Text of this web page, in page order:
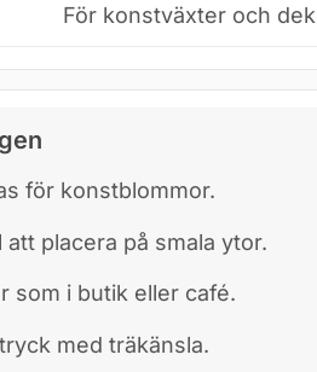
För konstväxter och
för konstblommor.
placera på smala ytor.
som i butik eller café.
med träkänsla.